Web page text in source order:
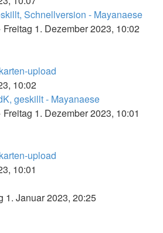
Schnellversion - Mayanaese
Freitag 1. Dezember 2023, 10:02
upload
10:02
geskillt - Mayanaese
Freitag 1. Dezember 2023, 10:01
upload
10:01
1. Januar 2023, 20:25